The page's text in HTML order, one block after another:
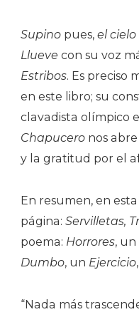
Supino pues, el
Llueve con su voz
Estribos. Es preciso
en este libro; su
clavadista olímpico
Chapucero nos
y la gratitud por el
En resumen, en
página: Servilletas,
poema: Horrores,
Dumbo, un Ejercicio
“Nada más